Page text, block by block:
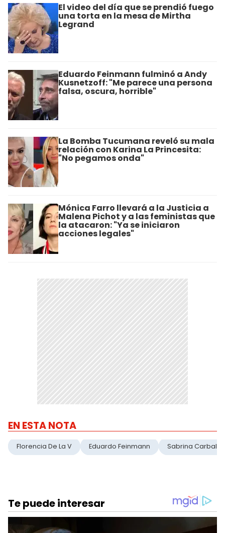
El video del día que se prendió fuego
una torta en la mesa de Mirtha
Legrand
Eduardo Feinmann fulminó a Andy
Kusnetzoff: "Me parece una persona
falsa, oscura, horrible"
La Bomba Tucumana reveló su mala
relación con Karina La Princesita:
"No pegamos onda"
Mónica Farro llevará a la Justicia a
Malena Pichot y a las feministas que
la atacaron: "Ya se iniciaron
acciones legales"
EN ESTA NOTA
Florencia De La V Eduardo Feinmann Sabrina Carballo